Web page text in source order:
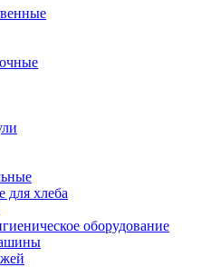
хлеба
оборудование